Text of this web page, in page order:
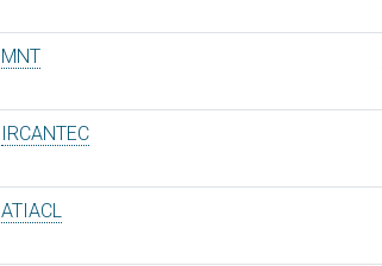
MNT
IRCANTEC
ATIACL